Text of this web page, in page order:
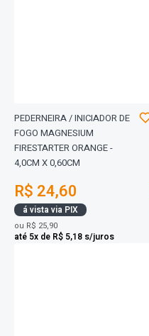
PEDERNEIRA / INICIADOR DE
FOGO MAGNESIUM
FIRESTARTER ORANGE -
4,0CM X 0,60CM
R$ 24,60
á vista via PIX
ou R$ 25,90
até 5x de R$ 5,18 s/juros